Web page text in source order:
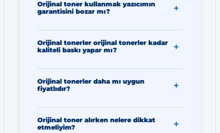
Orijinal toner kullanmak yazıcımın
garantisini bozar mı?
Orijinal tonerler orijinal tonerler kadar
kaliteli baskı yapar mı?
Orijinal tonerler daha mı uygun
fiyatlıdır?
Orijinal toner alırken nelere dikkat
etmeliyim?